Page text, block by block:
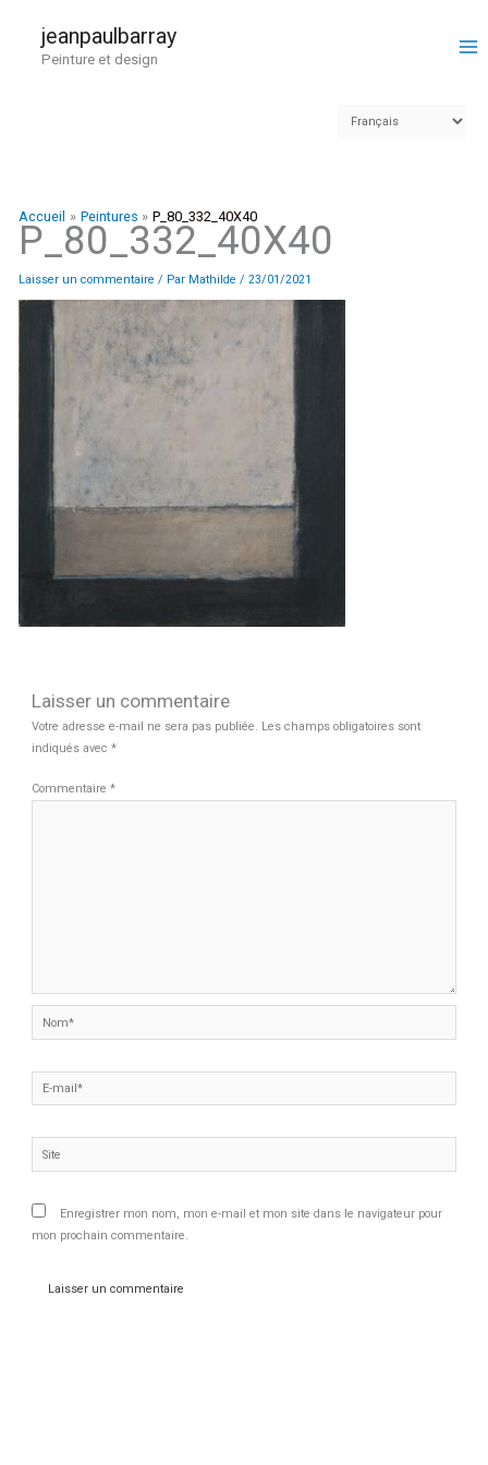
contenu
jeanpaulbarray
Peinture et design
Accueil Peintures P_80_332_40X40
P_80_332_40X40
Laisser un commentaire / Par Mathilde / 23/01/2021
Laisser un commentaire
Votre adresse e-mail ne sera pas publiée. Les champs obligatoires sont
indiqués avec*
Commentaire*
mail*
Enregistrer mon nom, mon e-mail et mon site dans le navigateur pour
mon prochain commentaire.